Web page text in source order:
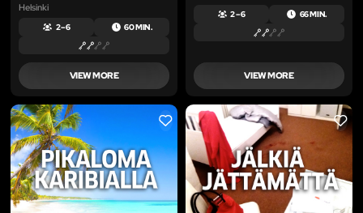
Helsinki
2 – 6 60 MIN.
VIEW MORE
2 – 6 66 MIN.
VIEW MORE
LIKE LIKE